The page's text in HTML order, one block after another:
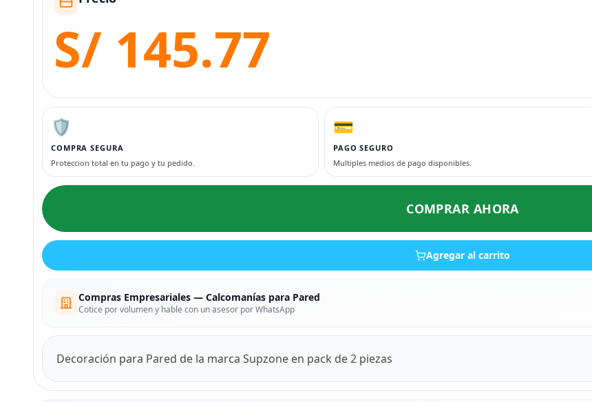
S/ 145.77
🛡️
COMPRA SEGURA
Proteccion total en tu pago y tu pedido.
💳
PAGO SEGURO
Multiples medios de pago disponibles.
COMPRAR AHORA
Agregar al carrito
Compras Empresariales — Calcomanías para Pared
Cotice por volumen y hable con un asesor por WhatsApp
Decoración para Pared de la marca Supzone en pack de 2 piezas